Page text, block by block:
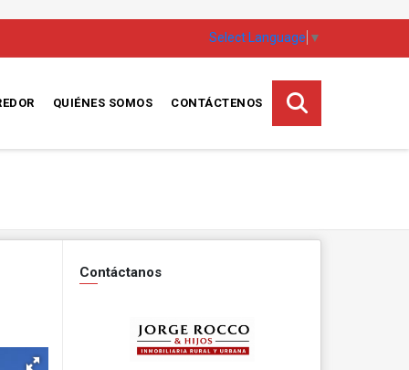
Select Language ▼
QUIÉNES SOMOS CONTÁCTENOS
Contáctanos